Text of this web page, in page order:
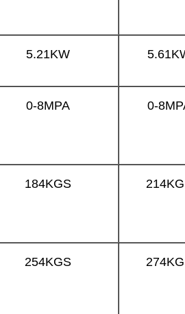
5.21KW
0-8MPA 0-
184KGS
254KGS